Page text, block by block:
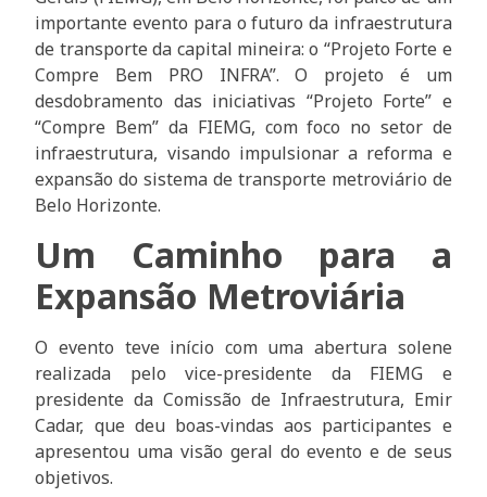
importante evento para o futuro da infraestrutura
de transporte da capital mineira: o “Projeto Forte e
Compre Bem PRO INFRA”. O projeto é um
desdobramento das iniciativas “Projeto Forte” e
“Compre Bem” da FIEMG, com foco no setor de
infraestrutura, visando impulsionar a reforma e
expansão do sistema de transporte metroviário de
Belo Horizonte.
Um Caminho para a
Expansão Metroviária
O evento teve início com uma abertura solene
realizada pelo vice-presidente da FIEMG e
presidente da Comissão de Infraestrutura, Emir
Cadar, que deu boas-vindas aos participantes e
apresentou uma visão geral do evento e de seus
objetivos.